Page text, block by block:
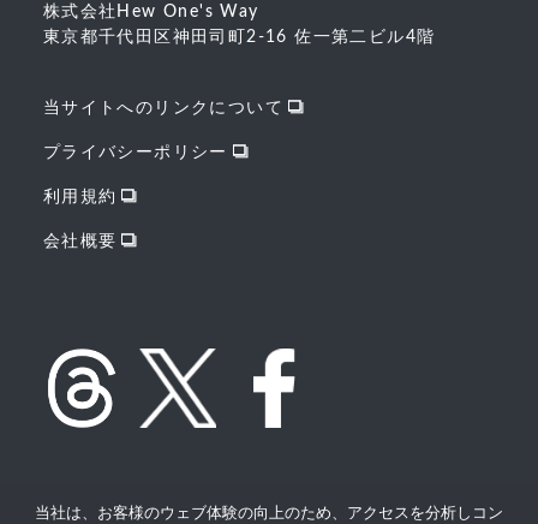
株式会社Hew One's Way
東京都千代田区神田司町2-16 佐一第二ビル4階
当サイトへのリンクについて
プライバシーポリシー
利用規約
会社概要
当社は、お客様のウェブ体験の向上のため、アクセスを分析しコン